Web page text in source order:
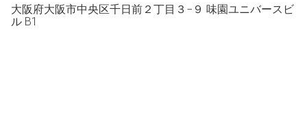
定となります。
・機材トラブルなどにより試合の進行が不可能になった場
大阪府大阪市中央区千日前２丁目３−９ 味園ユニバースビ
ル B1